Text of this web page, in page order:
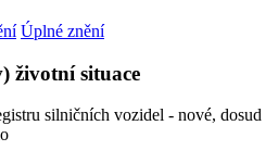
Úplné znění
životní situace
silničních vozidel - nové, dosud